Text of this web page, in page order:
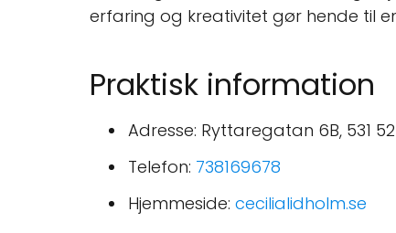
erfaring og kreativitet gør hende til
Praktisk information
Adresse: Ryttaregatan 6B, 531
Telefon: 738169678
Hjemmeside: cecilialidholm.se